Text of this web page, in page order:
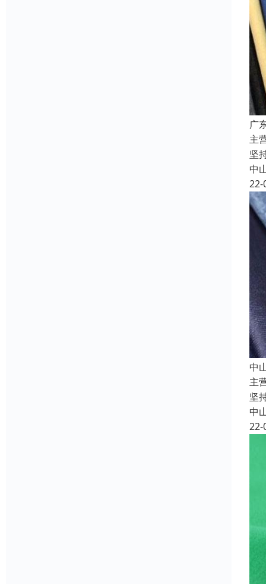
广
主
坚
中
22-
中
主
坚
中
22-